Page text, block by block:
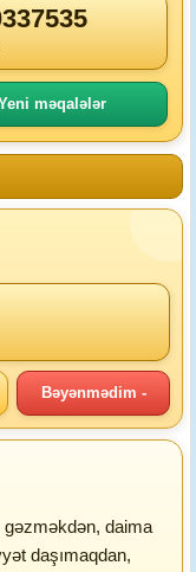
məqalələr
Bəyənmədim -
gəzməkdən, daima
daşımaqdan,